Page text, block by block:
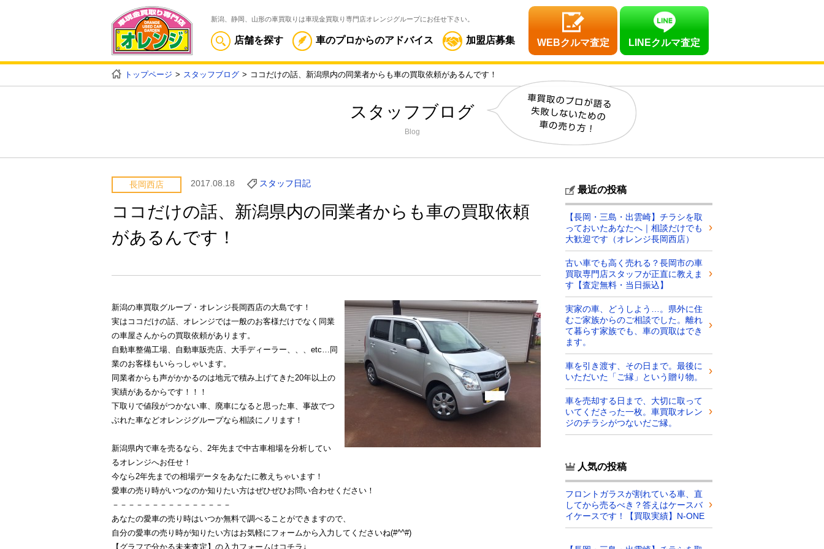
新潟、静岡、山形の車買取りは車現金買取り専門店オレンジグループにお任せ下さい。
店舗を探す 車のプロからのアドバイス 加盟店募集 WEBクルマ査定 LINEクルマ査定
トップページ スタッフブログ ココだけの話、新潟県内の同業者からも車の買取依頼があるんです！
スタッフブログ
Blog
長岡西店 2017.08.18 スタッフ日記
ココだけの話、新潟県内の同業者からも車の買取依頼
があるんです！
新潟の車買取グループ・オレンジ長岡西店の大島です！
実はココだけの話、オレンジでは一般のお客様だけでなく同業
の車屋さんからの買取依頼があります。
自動車整備工場、自動車販売店、大手ディーラー、、、etc…同
業のお客様もいらっしゃいます。
同業者からも声がかかるのは地元で積み上げてきた20年以上の
実績があるからです！！！
下取りで値段がつかない車、廃車になると思った車、事故でつ
ぶれた車などオレンジグループなら相談にノリます！
新潟県内で車を売るなら、2年先まで中古車相場を分析してい
るオレンジへお任せ！
今なら2年先までの相場データをあなたに教えちゃいます！
愛車の売り時がいつなのか知りたい方はぜひぜひお問い合わせください！
－－－－－－－－－－－－－－－
あなたの愛車の売り時はいつか無料で調べることができますので、
自分の愛車の売り時が知りたい方はお気軽にフォームから入力してくださいね(#^^#)
【グラフで分かる未来査定】の入力フォームはコチラ↓
最近の投稿
【長岡・三島・出雲崎】チラシを取
っておいたあなたへ｜相談だけでも
大歓迎です（オレンジ長岡西店）
古い車でも高く売れる？長岡市の車
買取専門店スタッフが正直に教えま
す【査定無料・当日振込】
実家の車、どうしよう…。県外に住
むご家族からのご相談でした。離れ
て暮らす家族でも、車の買取はでき
ます。
車を引き渡す、その日まで。最後に
いただいた「ご縁」という贈り物。
車を売却する日まで、大切に取って
いてくださった一枚。車買取オレン
ジのチラシがつないだご縁。
人気の投稿
フロントガラスが割れている車、直
してから売るべき？答えはケースバ
イケースです！【買取実績】N-ONE